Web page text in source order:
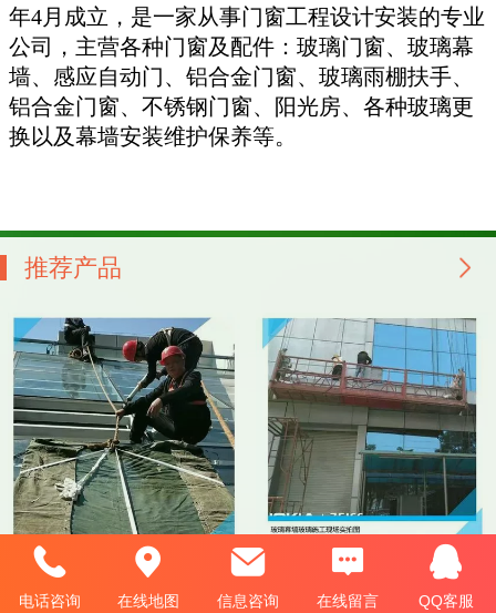
年4月成立，是一家从事门窗工程设计安装的专业
公司，主营各种门窗及配件：玻璃门窗、玻璃幕
墙、感应自动门、铝合金门窗、玻璃雨棚扶手、
铝合金门窗、不锈钢门窗、阳光房、各种玻璃更
换以及幕墙安装维护保养等。
推荐产品
东莞高空玻璃制作安装 东莞高空玻璃更换
电话咨询 在线地图 信息咨询 在线留言 QQ客服